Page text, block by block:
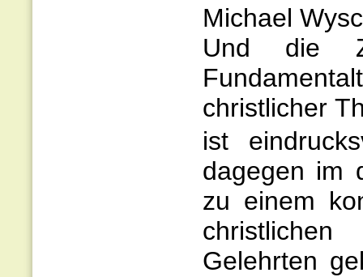
Michael
Und die
christlicher
ist
dagegen im
zu einem
christlichen
Gelehrten